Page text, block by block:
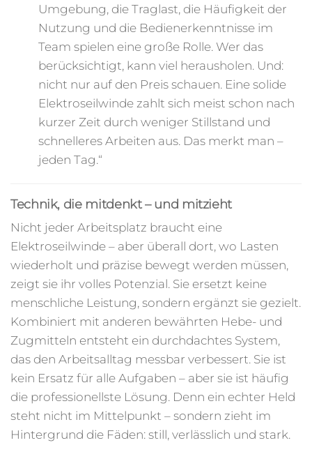
Umgebung, die Traglast, die Häufigkeit der
Nutzung und die Bedienerkenntnisse im
Team spielen eine große Rolle. Wer das
berücksichtigt, kann viel herausholen. Und:
nicht nur auf den Preis schauen. Eine solide
Elektroseilwinde zahlt sich meist schon nach
kurzer Zeit durch weniger Stillstand und
schnelleres Arbeiten aus. Das merkt man –
jeden Tag.“
Technik, die mitdenkt – und mitzieht
Nicht jeder Arbeitsplatz braucht eine
Elektroseilwinde – aber überall dort, wo Lasten
wiederholt und präzise bewegt werden müssen,
zeigt sie ihr volles Potenzial. Sie ersetzt keine
menschliche Leistung, sondern ergänzt sie gezielt.
Kombiniert mit anderen bewährten Hebe- und
Zugmitteln entsteht ein durchdachtes System,
das den Arbeitsalltag messbar verbessert. Sie ist
kein Ersatz für alle Aufgaben – aber sie ist häufig
die professionellste Lösung. Denn ein echter Held
steht nicht im Mittelpunkt – sondern zieht im
Hintergrund die Fäden: still, verlässlich und stark.